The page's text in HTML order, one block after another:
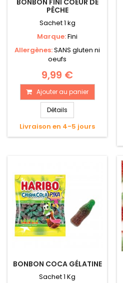
BONBON FINI COEUR DE
PÊCHE
Sachet 1 kg
Marque:Fini
Allergènes:SANS gluten ni
oeufs
9,99 €
Ajouter au panier
Détails
Livraison en 4-5 jours
BONBON COCA GÉLATINE
Sachet 1 Kg